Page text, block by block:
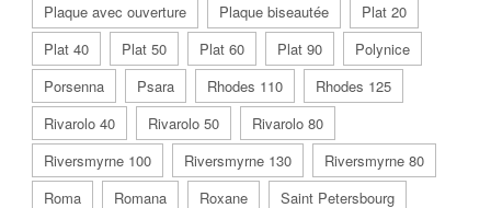
Plaque avec ouverture
Plaque biseautée
Plat 20
Plat 40
Plat 50 Plat 60 Plat 90
Polynice
Porsenna
Psara Rhodes 110
Rhodes 125
Rivarolo 40
Rivarolo 50
Rivarolo 80
Riversmyrne 100
Riversmyrne 130
Riversmyrne 80
Roma
Romana Roxane
Saint Petersbourg